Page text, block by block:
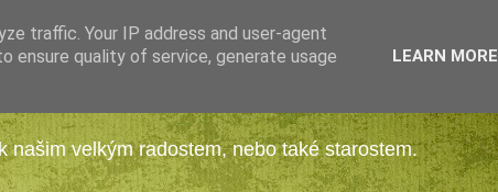
velkým radostem, nebo také starostem.
traffic. Your IP address and user-agent
ensure quality of service, generate usage
LEARN MORE